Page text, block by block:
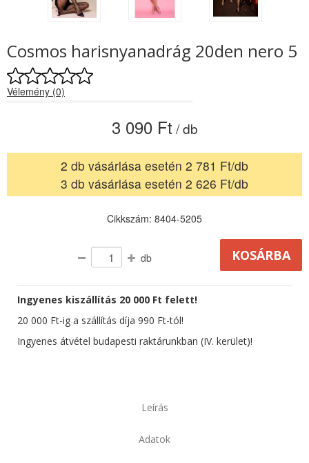
Cosmos harisnyanadrág 20den nero 5
Vélemény (0)
3 090 Ft / db
2 db vásárlása esetén 2 781 Ft/db
3 db vásárlása esetén 2 626 Ft/db
Cikkszám: 8404-5205
db
Ingyenes kiszállítás 20 000 Ft felett!
20 000 Ft-ig a szállítás díja 990 Ft-tól!
Ingyenes átvétel budapesti raktárunkban (IV. kerület)!
Leírás
Adatok